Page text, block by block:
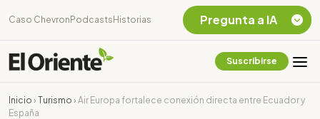
Caso Chevron Podcasts Historias
Suscribirse
Inicio › Turismo › Air Europa fortalece conexión directa entre Ecuador y
España
Pregunta a IA
Chevron Ecuador